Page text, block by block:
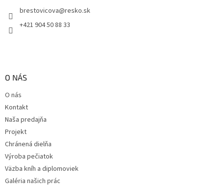
brestovicova@resko.sk
+421 904 50 88 33
O NÁS
O nás
Kontakt
Naša predajňa
Projekt
Chránená dielňa
Výroba pečiatok
Väzba kníh a diplomoviek
Galéria našich prác